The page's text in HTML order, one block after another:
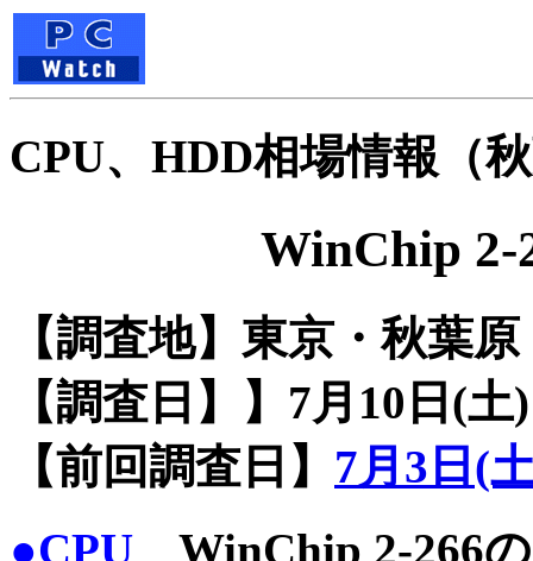
CPU、HDD相場情報（
WinChip 2-
【調査地】東京・秋葉原
【調査日】】7月10日(土)
【前回調査日】 7月3日(
●CPU WinChip 2-266